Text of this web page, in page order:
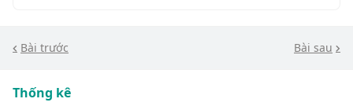
Bài trước Bài sau
Thống kê